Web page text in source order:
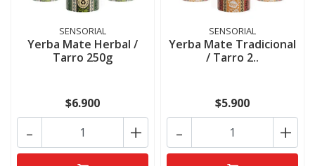
SENSORIAL
Yerba Mate Herbal /
Tarro 250g
$6.900
+
-
SENSORIAL
Yerba Mate Tradicional
/ Tarro 2..
$5.900
+
-